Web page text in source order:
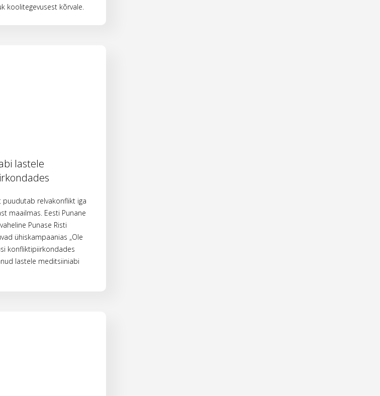
koolitegevusest kõrvale.
lastele
puudutab relvakonflikt iga
maailmas. Eesti Punane
Punase Risti
ühiskampaanias „Ole
konfliktipiirkondades
lastele meditsiiniabi